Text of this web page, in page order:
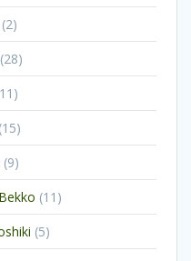
producten
22
producten
2828
producten
11 11
producten
1515
producten
99
producten
11 11
producten
55
producten